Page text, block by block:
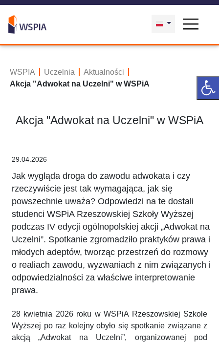
WSPIA Uczelnia
Aktualności
Akcja "Adwokat na Uczelni" w WSPiA
Akcja "Adwokat na Uczelni" w WSPiA
29.04.2026
Jak wygląda droga do zawodu adwokata i czy
rzeczywiście jest tak wymagająca, jak się
powszechnie uważa? Odpowiedzi na te dostali
studenci WSPiA Rzeszowskiej Szkoły Wyższej
podczas IV edycji ogólnopolskiej akcji „Adwokat na
Uczelni”. Spotkanie zgromadziło praktyków prawa i
młodych adeptów, tworząc przestrzeń do rozmowy
o realiach zawodu, wyzwaniach z nim związanych i
odpowiedzialności za właściwe interpretowanie
prawa.
28 kwietnia 2026 roku w WSPiA Rzeszowskiej Szkole
Wyższej po raz kolejny obyło się spotkanie związane z
akcją „Adwokat na Uczelni”, organizowanej pod